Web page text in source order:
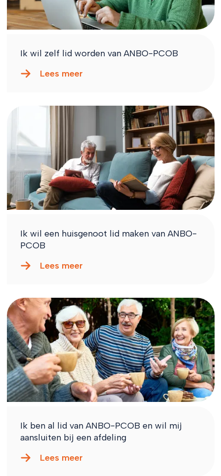
Ik wil zelf lid worden van ANBO-PCOB
Lees meer
Ik wil een huisgenoot lid maken van ANBO-
PCOB
Lees meer
Ik ben al lid van ANBO-PCOB en wil mij
aansluiten bij een afdeling
Lees meer